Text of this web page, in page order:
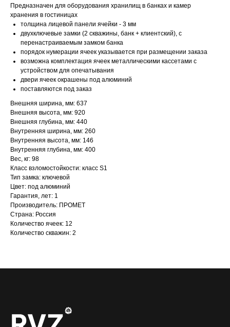
Предназначен для оборудования хранилищ в банках и камер
хранения в гостиницах
толщина лицевой панели ячейки - 3 мм
двухключевые замки (2 скважины, банк + клиентский), с
перенастраиваемым замком банка
порядок нумерации ячеек указывается при размещении заказа
возможна комплектация ячеек металлическими кассетами с
устройством для опечатывания
двери ячеек окрашены под алюминий
поставляются под заказ
Внешняя ширина, мм: 637
Внешняя высота, мм: 920
Внешняя глубина, мм: 440
Внутренняя ширина, мм: 260
Внутренняя высота, мм: 146
Внутренняя глубина, мм: 400
Вес, кг: 98
Класс взломостойкости: класс S1
Тип замка: ключевой
Цвет: под алюминий
Гарантия, лет: 1
Производитель: ПРОМЕТ
Страна: Россия
Количество ячеек: 12
Количество скважин: 2